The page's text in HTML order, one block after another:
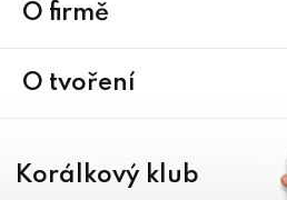
O firmě
O tvoření
Korálkový klub